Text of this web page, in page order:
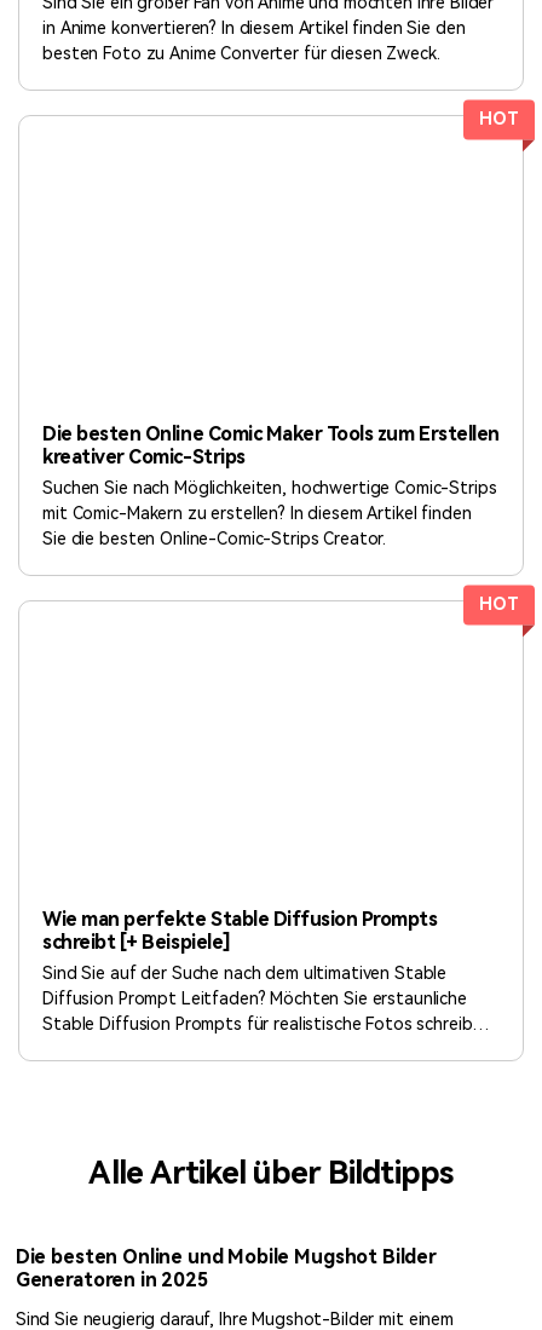
in Anime konvertieren? In diesem Artikel finden Sie den
besten Foto zu Anime Converter für diesen Zweck.
HOT
Die besten Online Comic Maker Tools zum Erstellen
kreativer Comic-Strips
Suchen Sie nach Möglichkeiten, hochwertige Comic-Strips
mit Comic-Makern zu erstellen? In diesem Artikel finden
Sie die besten Online-Comic-Strips Creator.
HOT
Wie man perfekte Stable Diffusion Prompts
schreibt [+ Beispiele]
Sind Sie auf der Suche nach dem ultimativen Stable
Diffusion Prompt Leitfaden? Möchten Sie erstaunliche
Stable Diffusion Prompts für realistische Fotos schreiben?
Alle Artikel über Bildtipps
Die besten Online und Mobile Mugshot Bilder
Generatoren in 2025
Sind Sie neugierig darauf, Ihre Mugshot-Bilder mit einem